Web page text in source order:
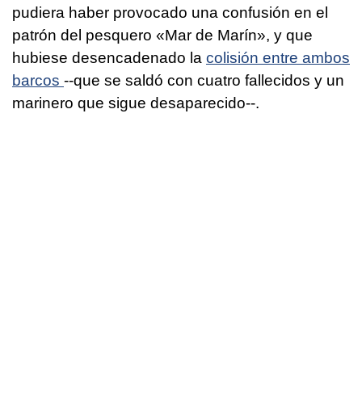
pudiera haber provocado una confusión en el
patrón del pesquero «Mar de Marín», y que
hubiese desencadenado la colisión entre ambos
barcos --que se saldó con cuatro fallecidos y un
marinero que sigue desaparecido--.